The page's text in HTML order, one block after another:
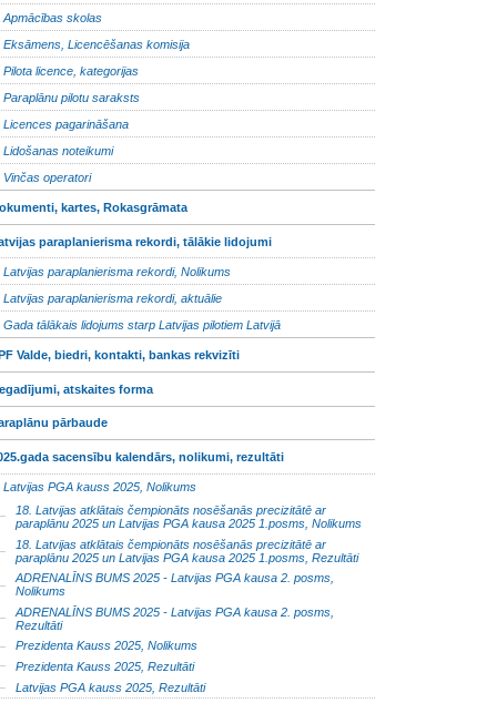
Apmācības skolas
Eksāmens, Licencēšanas komisija
Pilota licence, kategorijas
Paraplānu pilotu saraksts
Licences pagarināšana
Lidošanas noteikumi
Vinčas operatori
kartes, Rokasgrāmata
paraplanierisma rekordi, tālākie lidojumi
Latvijas paraplanierisma rekordi, Nolikums
Latvijas paraplanierisma rekordi, aktuālie
Gada tālākais lidojums starp Latvijas pilotiem Latvijā
Valde, biedri, kontakti, bankas rekvizīti
atskaites forma
pārbaude
sacensību kalendārs, nolikumi, rezultāti
Latvijas PGA kauss 2025, Nolikums
18. Latvijas atklātais čempionāts nosēšanās precizitātē ar
paraplānu 2025 un Latvijas PGA kausa 2025 1.posms, Nolikums
18. Latvijas atklātais čempionāts nosēšanās precizitātē ar
paraplānu 2025 un Latvijas PGA kausa 2025 1.posms, Rezultāti
ADRENALĪNS BUMS 2025 - Latvijas PGA kausa 2. posms,
Nolikums
ADRENALĪNS BUMS 2025 - Latvijas PGA kausa 2. posms,
Rezultāti
Prezidenta Kauss 2025, Nolikums
Prezidenta Kauss 2025, Rezultāti
Latvijas PGA kauss 2025, Rezultāti